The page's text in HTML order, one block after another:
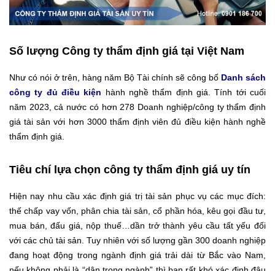
Số lượng Công ty thẩm định giá tại Việt Nam
Như có nói ở trên, hàng năm Bộ Tài chính sẽ công bố Danh sách
công ty đủ điều kiện hành nghề thẩm định giá.
Tính tới cuối
năm 2023, cả nước có hơn 278 Doanh nghiệp/công ty thẩm định
giá tài sản với hơn 3000 thẩm định viên đủ điều kiện hành nghề
thẩm định giá.
Tiêu chí lựa chọn công ty thẩm định giá uy tín
Hiện nay nhu cầu xác định giá trị tài sản phục vụ các mục đích:
thế chấp vay vốn, phân chia tài sản, cổ phần hóa, kêu gọi đầu tư,
mua bán, đấu giá, nộp thuế…dần trở thành yêu cầu tất yếu đối
với các chủ tài sản. Tuy nhiên với số lượng gần 300 doanh nghiệp
đang hoạt động trong ngành định giá trải dài từ Bắc vào Nam,